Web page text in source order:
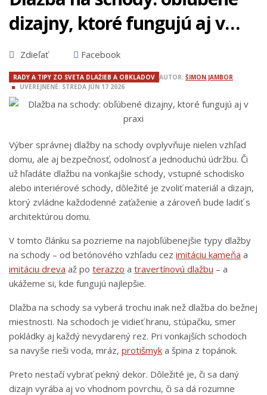
dizajny, ktoré fungujú aj v
praxi
Zdieľať Facebook
AUTOR: ŠIMON JAMBOR
RADY A TIPY ZO SVETA DLAŽIEB A OBKLADOV
UVEREJNENÉ: STREDA JÚN 17 2026
Výber správnej dlažby na schody ovplyvňuje nielen vzhľad
domu, ale aj bezpečnosť, odolnosť a jednoduchú údržbu. Či
už hľadáte dlažbu na vonkajšie schody, vstupné schodisko
alebo interiérové schody, dôležité je zvoliť materiál a dizajn,
ktorý zvládne každodenné zaťaženie a zároveň bude ladiť s
architektúrou domu.
V tomto článku sa pozrieme na najobľúbenejšie typy dlažby
na schody – od betónového vzhľadu cez imitáciu kameňa a
imitáciu dreva až po terazzo a travertínovú dlažbu – a
ukážeme si, kde fungujú najlepšie.
Dlažba na schody sa vyberá trochu inak než dlažba do bežnej
miestnosti. Na schodoch je vidieť hranu, stúpačku, smer
pokládky aj každý nevydarený rez. Pri vonkajších schodoch
sa navyše rieši voda, mráz, protišmyk a špina z topánok.
Preto nestačí vybrať pekný dekor. Dôležité je, či sa daný
dizajn vyrába aj vo vhodnom povrchu, či sa dá rozumne